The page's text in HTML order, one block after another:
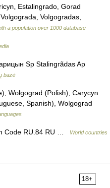
Estalingrado, Gorad
Volgogradas,
a population over 1000 database
Sp Stalingrãdas Ap
bazė
Wołgograd (Polish), Carycyn
Spanish), Wolgograd
Code RU.84 RU …
World countries
18+